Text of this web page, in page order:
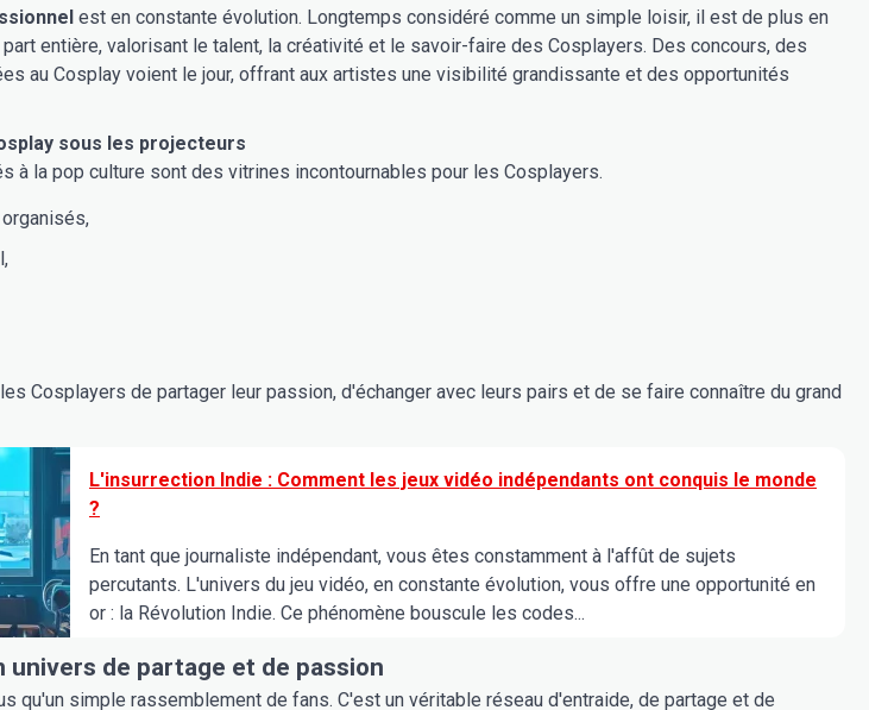
est en constante évolution. Longtemps considéré comme un simple loisir, il est de plus en
entière, valorisant le talent, la créativité et le savoir-faire des Cosplayers. Des concours, des
au Cosplay voient le jour, offrant aux artistes une visibilité grandissante et des opportunités
sous les projecteurs
à la pop culture sont des vitrines incontournables pour les Cosplayers.
Cosplayers de partager leur passion, d'échanger avec leurs pairs et de se faire connaître du grand
L'insurrection Indie : Comment les jeux vidéo indépendants ont conquis le monde
?
En tant que journaliste indépendant, vous êtes constamment à l'affût de sujets
percutants. L'univers du jeu vidéo, en constante évolution, vous offre une opportunité en
or : la Révolution Indie. Ce phénomène bouscule les codes...
univers de partage et de passion
qu'un simple rassemblement de fans. C'est un véritable réseau d'entraide, de partage et de